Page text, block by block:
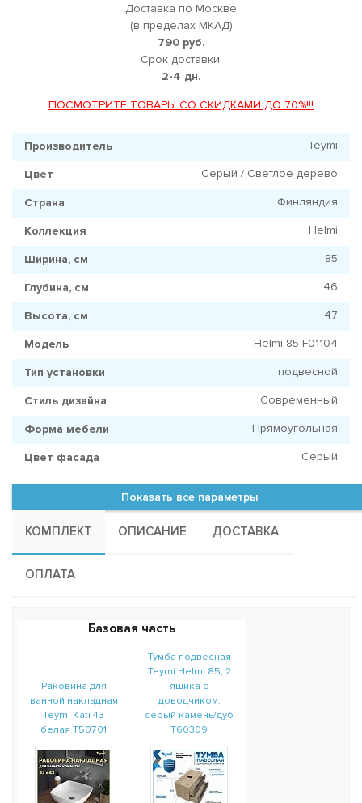
Доставка по Москве
(в пределах МКАД)
790 руб.
Срок доставки:
2-4 дн.
ПОСМОТРИТЕ ТОВАРЫ СО СКИДКАМИ ДО 70%!!!
Производитель Teymi
Цвет Серый / Светлое дерево
Страна Финляндия
Коллекция Helmi
Ширина, см 85
Глубина, см 46
Высота, см 47
Модель Helmi 85 F01104
Тип установки подвесной
Стиль дизайна Современный
Форма мебели Прямоугольная
Цвет фасада Серый
Показать все параметры
КОМПЛЕКТ ОПИСАНИЕ ДОСТАВКА
ОПЛАТА
Базовая часть
Раковина для
ванной накладная
Teymi Kati 43
белая T50701
Тумба подвесная
Teymi Helmi 85, 2
ящика с
доводчиком,
серый камень/дуб
T60309